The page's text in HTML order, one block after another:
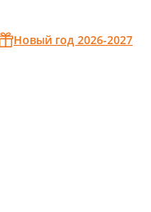
Новый год 2026-2027